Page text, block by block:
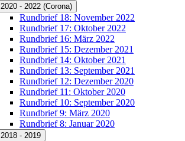
2020 - 2022 (Corona)
Rundbrief 18: November 2022
Rundbrief 17: Oktober 2022
Rundbrief 16: März 2022
Rundbrief 15: Dezember 2021
Rundbrief 14: Oktober 2021
Rundbrief 13: September 2021
Rundbrief 12: Dezember 2020
Rundbrief 11: Oktober 2020
Rundbrief 10: September 2020
Rundbrief 9: März 2020
Rundbrief 8: Januar 2020
2018 - 2019